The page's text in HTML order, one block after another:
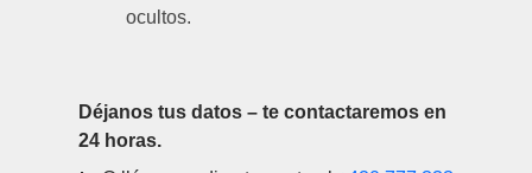
ocultos.
Déjanos tus datos – te contactaremos en
24 horas.